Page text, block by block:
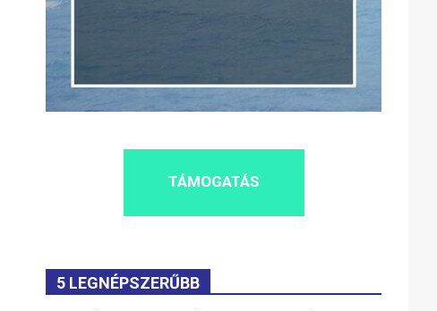
TÁMOGATÁS
5 LEGNÉPSZERŰBB